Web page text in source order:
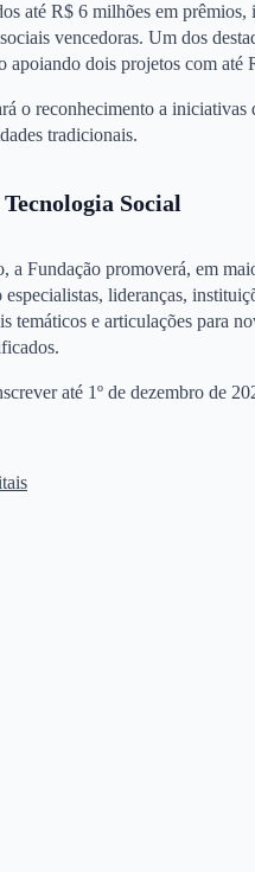
até R$ 6 milhões em
vencedoras. Um dos
apoiando dois projetos com até
o reconhecimento a
tradicionais.
Social
a Fundação promoverá, em
lideranças,
temáticos e articulações para
até 1º de dezembro de